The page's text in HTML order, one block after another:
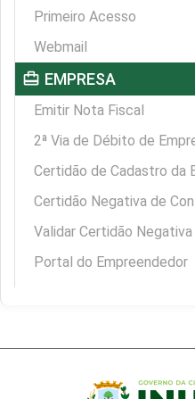
Primeiro Acesso
Webmail
card_travel EMPRESA
Emitir Nota Fiscal
2ª Via de Débito de
Certidão de Cadastro da
Certidão Negativa de
Validar Certidão
Portal do Empreendedor